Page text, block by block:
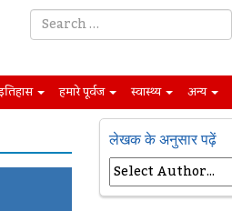
हमारे पूर्वज स्वास्थ्य अन्य
लेखक के अनुसार पढ़ें